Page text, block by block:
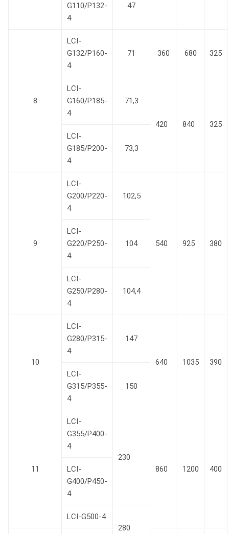
G110/P132-
4
47
8
LCI-
G132/P160-
4
71 360 680 325
LCI-
G160/P185-
4
71,3
420 840
325
LCI-
G185/P200-
4
73,3
9
LCI-
G200/P220-
4
102,5
540 925 380
LCI-
G220/P250-
4
104
LCI-
G250/P280-
4
104,4
10
LCI-
G280/P315-
4
147
640 1035
390
LCI-
G315/P355-
4
150
11
LCI-
G355/P400-
4
230
860
1200 400
LCI-
G400/P450-
4
LCI-G500-4
280